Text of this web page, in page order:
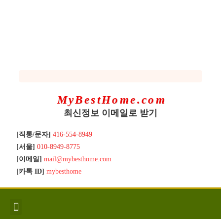
MyBestHome.com
최신정보 이메일로 받기
[직통/문자] 416-554-8949
[서울] 010-8949-8775
[이메일] mail@mybesthome.com
[카톡 ID] mybesthome